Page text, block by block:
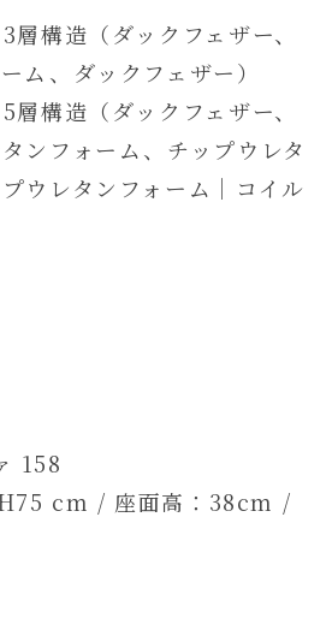
層構造（ダックフェザー、
ム、ダックフェザー）
層構造（ダックフェザー、
ンフォーム、チップウレタ
ウレタンフォーム｜コイル
158
cm / 座面高：38cm /